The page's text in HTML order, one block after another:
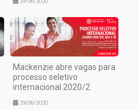
Mackenzie abre vagas para
processo seletivo
internacional 2020/2
29/06/2020